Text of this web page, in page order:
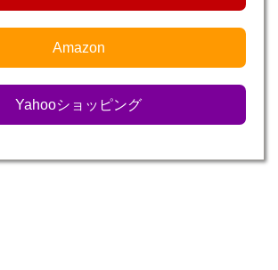
Amazon
Yahooショッピング